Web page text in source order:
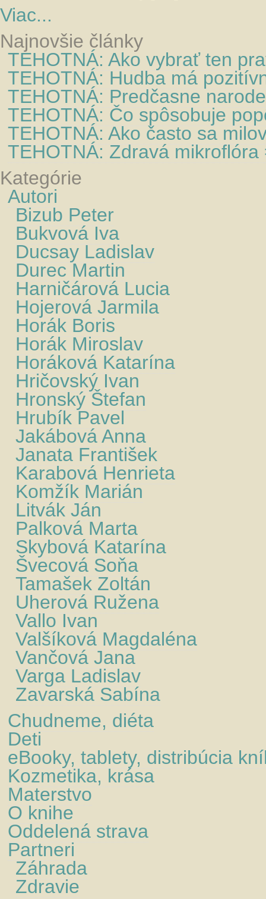
Viac...
Najnovšie články
TEHOTNÁ: Ako vybrať ten
TEHOTNÁ: Hudba má
TEHOTNÁ: Predčasne
TEHOTNÁ: Čo spôsobuje
TEHOTNÁ: Ako často sa
TEHOTNÁ: Zdravá
Kategórie
Autori
Bizub Peter
Bukvová Iva
Ducsay Ladislav
Durec Martin
Harničárová Lucia
Hojerová Jarmila
Horák Boris
Horák Miroslav
Horáková Katarína
Hričovský Ivan
Hronský Štefan
Hrubík Pavel
Jakábová Anna
Janata František
Karabová Henrieta
Komžík Marián
Litvák Ján
Palková Marta
Skybová Katarína
Švecová Soňa
Tamašek Zoltán
Uherová Ružena
Vallo Ivan
Valšíková Magdaléna
Vančová Jana
Varga Ladislav
Zavarská Sabína
Chudneme, diéta
Deti
eBooky, tablety, distribúcia
Kozmetika, krása
Materstvo
O knihe
Oddelená strava
Partneri
Záhrada
Zdravie